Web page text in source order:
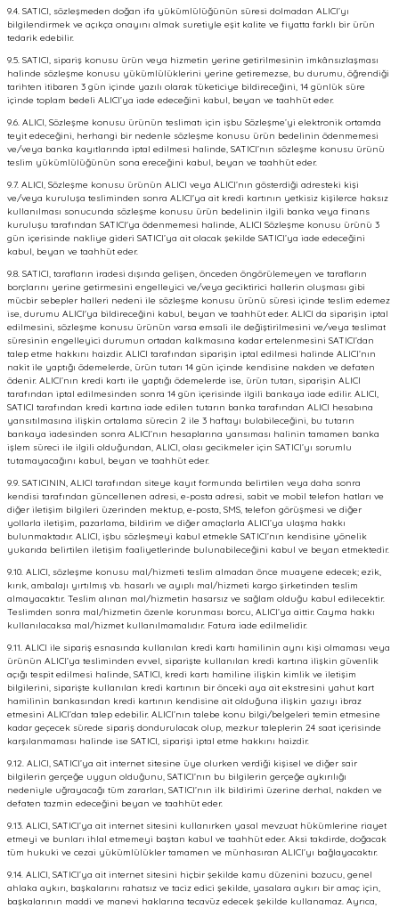
9.4. SATICI, sözleşmeden doğan ifa yükümlülüğünün süresi dolmadan ALICI’yı
bilgilendirmek ve açıkça onayını almak suretiyle eşit kalite ve fiyatta farklı bir ürün
tedarik edebilir.
9.5. SATICI, sipariş konusu ürün veya hizmetin yerine getirilmesinin imkânsızlaşması
halinde sözleşme konusu yükümlülüklerini yerine getiremezse, bu durumu, öğrendiği
tarihten itibaren 3 gün içinde yazılı olarak tüketiciye bildireceğini, 14 günlük süre
içinde toplam bedeli ALICI’ya iade edeceğini kabul, beyan ve taahhüt eder.
9.6. ALICI, Sözleşme konusu ürünün teslimatı için işbu Sözleşme’yi elektronik ortamda
teyit edeceğini, herhangi bir nedenle sözleşme konusu ürün bedelinin ödenmemesi
ve/veya banka kayıtlarında iptal edilmesi halinde, SATICI’nın sözleşme konusu ürünü
teslim yükümlülüğünün sona ereceğini kabul, beyan ve taahhüt eder.
9.7. ALICI, Sözleşme konusu ürünün ALICI veya ALICI’nın gösterdiği adresteki kişi
ve/veya kuruluşa tesliminden sonra ALICI'ya ait kredi kartının yetkisiz kişilerce haksız
kullanılması sonucunda sözleşme konusu ürün bedelinin ilgili banka veya finans
kuruluşu tarafından SATICI'ya ödenmemesi halinde, ALICI Sözleşme konusu ürünü 3
gün içerisinde nakliye gideri SATICI’ya ait olacak şekilde SATICI’ya iade edeceğini
kabul, beyan ve taahhüt eder.
9.8. SATICI, tarafların iradesi dışında gelişen, önceden öngörülemeyen ve tarafların
borçlarını yerine getirmesini engelleyici ve/veya geciktirici hallerin oluşması gibi
mücbir sebepler halleri nedeni ile sözleşme konusu ürünü süresi içinde teslim edemez
ise, durumu ALICI'ya bildireceğini kabul, beyan ve taahhüt eder. ALICI da siparişin iptal
edilmesini, sözleşme konusu ürünün varsa emsali ile değiştirilmesini ve/veya teslimat
süresinin engelleyici durumun ortadan kalkmasına kadar ertelenmesini SATICI’dan
talep etme hakkını haizdir. ALICI tarafından siparişin iptal edilmesi halinde ALICI’nın
nakit ile yaptığı ödemelerde, ürün tutarı 14 gün içinde kendisine nakden ve defaten
ödenir. ALICI’nın kredi kartı ile yaptığı ödemelerde ise, ürün tutarı, siparişin ALICI
tarafından iptal edilmesinden sonra 14 gün içerisinde ilgili bankaya iade edilir. ALICI,
SATICI tarafından kredi kartına iade edilen tutarın banka tarafından ALICI hesabına
yansıtılmasına ilişkin ortalama sürecin 2 ile 3 haftayı bulabileceğini, bu tutarın
bankaya iadesinden sonra ALICI’nın hesaplarına yansıması halinin tamamen banka
işlem süreci ile ilgili olduğundan, ALICI, olası gecikmeler için SATICI’yı sorumlu
tutamayacağını kabul, beyan ve taahhüt eder.
9.9. SATICININ, ALICI tarafından siteye kayıt formunda belirtilen veya daha sonra
kendisi tarafından güncellenen adresi, e-posta adresi, sabit ve mobil telefon hatları ve
diğer iletişim bilgileri üzerinden mektup, e-posta, SMS, telefon görüşmesi ve diğer
yollarla iletişim, pazarlama, bildirim ve diğer amaçlarla ALICI’ya ulaşma hakkı
bulunmaktadır. ALICI, işbu sözleşmeyi kabul etmekle SATICI’nın kendisine yönelik
yukarıda belirtilen iletişim faaliyetlerinde bulunabileceğini kabul ve beyan etmektedir.
9.10. ALICI, sözleşme konusu mal/hizmeti teslim almadan önce muayene edecek; ezik,
kırık, ambalajı yırtılmış vb. hasarlı ve ayıplı mal/hizmeti kargo şirketinden teslim
almayacaktır. Teslim alınan mal/hizmetin hasarsız ve sağlam olduğu kabul edilecektir.
Teslimden sonra mal/hizmetin özenle korunması borcu, ALICI’ya aittir. Cayma hakkı
kullanılacaksa mal/hizmet kullanılmamalıdır. Fatura iade edilmelidir.
9.11. ALICI ile sipariş esnasında kullanılan kredi kartı hamilinin aynı kişi olmaması veya
ürünün ALICI’ya tesliminden evvel, siparişte kullanılan kredi kartına ilişkin güvenlik
açığı tespit edilmesi halinde, SATICI, kredi kartı hamiline ilişkin kimlik ve iletişim
bilgilerini, siparişte kullanılan kredi kartının bir önceki aya ait ekstresini yahut kart
hamilinin bankasından kredi kartının kendisine ait olduğuna ilişkin yazıyı ibraz
etmesini ALICI’dan talep edebilir. ALICI’nın talebe konu bilgi/belgeleri temin etmesine
kadar geçecek sürede sipariş dondurulacak olup, mezkur taleplerin 24 saat içerisinde
karşılanmaması halinde ise SATICI, siparişi iptal etme hakkını haizdir.
9.12. ALICI, SATICI’ya ait internet sitesine üye olurken verdiği kişisel ve diğer sair
bilgilerin gerçeğe uygun olduğunu, SATICI’nın bu bilgilerin gerçeğe aykırılığı
nedeniyle uğrayacağı tüm zararları, SATICI’nın ilk bildirimi üzerine derhal, nakden ve
defaten tazmin edeceğini beyan ve taahhüt eder.
9.13. ALICI, SATICI’ya ait internet sitesini kullanırken yasal mevzuat hükümlerine riayet
etmeyi ve bunları ihlal etmemeyi baştan kabul ve taahhüt eder. Aksi takdirde, doğacak
tüm hukuki ve cezai yükümlülükler tamamen ve münhasıran ALICI’yı bağlayacaktır.
9.14. ALICI, SATICI’ya ait internet sitesini hiçbir şekilde kamu düzenini bozucu, genel
ahlaka aykırı, başkalarını rahatsız ve taciz edici şekilde, yasalara aykırı bir amaç için,
başkalarının maddi ve manevi haklarına tecavüz edecek şekilde kullanamaz. Ayrıca,